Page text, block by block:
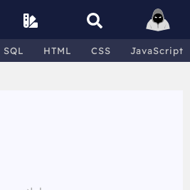
SQL HTML CSS JavaScript